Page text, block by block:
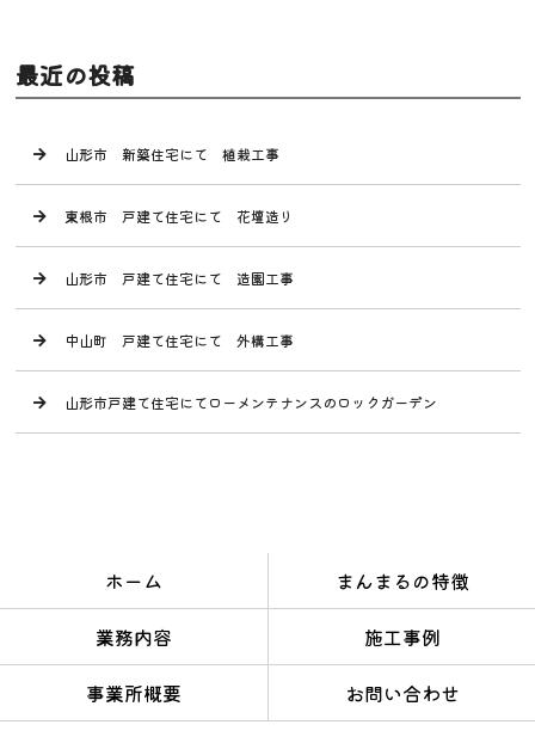
最近の投稿
山形市 新築住宅にて 植栽工事
東根市 戸建て住宅にて 花壇造り
山形市 戸建て住宅にて 造園工事
中山町 戸建て住宅にて 外構工事
山形市戸建て住宅にてローメンテナンスのロックガーデン
ホーム
まんまるの特徴
業務内容
施工事例
事業所概要
お問い合わせ